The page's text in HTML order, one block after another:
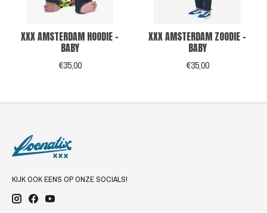
XXX AMSTERDAM HOODIE -
BABY
€35,00
XXX AMSTERDAM ZOODIE -
BABY
€35,00
KIJK OOK EENS OP ONZE SOCIALS!